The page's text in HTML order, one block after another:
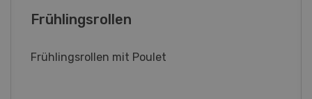
Poulet mit Spinat-Dörrtomaten-